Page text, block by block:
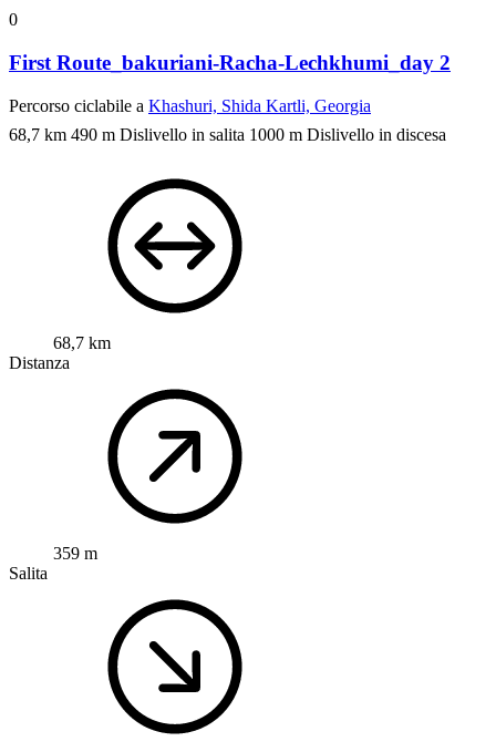
0
First Route_bakuriani-Racha-Lechkhumi_day 2
Percorso ciclabile a Khashuri, Shida Kartli, Georgia
68,7 km 490 m Dislivello in salita 1000 m Dislivello in discesa
68,7 km
Distanza
359 m
Salita